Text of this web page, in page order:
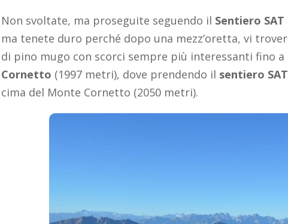
Non svoltate, ma proseguite seguendo il Sentiero SAT
ma tenete duro perché dopo una mezz’oretta, vi
di pino mugo con scorci sempre più interessanti fino a
Cornetto (1997 metri), dove prendendo il sentiero
cima del Monte Cornetto (2050 metri).